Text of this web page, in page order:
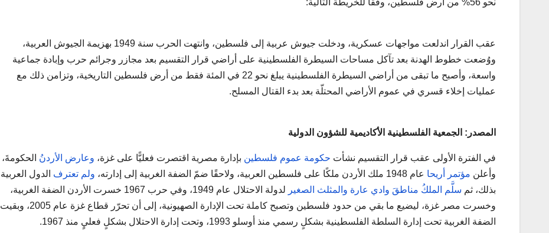
عقب القرار اندلعت مواجهات عسكرية، ودخلت جيوش عربية إلى فلسطين، وانتهت الحرب سنة 1949 بهزيمة الجيوش العربية،
ووُضعت خطوط الهدنة بعد تآكل مساحات السيطرة الفلسطينية على أراضي قرار التقسيم بعد مجازر وجرائم حرب وإبادة جماعية
واسعة، وأصبح ما تبقى من أراضي السيطرة الفلسطينية يبلغ نحو 22 في المئة فقط من أرض فلسطين التاريخية، وتزامن ذلك مع
عمليات إخلاء قسري في عموم الأراضي المحتلّة بعد بدء القتال المسلح.
المصدر: الجمعية الفلسطينية الأكاديمية للشؤون الدولية
في الفترة الأولى عقب قرار التقسيم نشأت حكومة عموم فلسطين بإدارة مصرية اقتصرت فعليًّا على غزة، وعارض الأردنُ الحكومةَ،
وأعلن مؤتمر أريحا عام 1948 ملك الأردن ملكًا على فلسطين العربية، ولاحقًا ضمّ الضفة الغربية إلى إدارته، ولم تعترف الدول العربية
بذلك، ثم سلَّم الملكُ مناطقَ وادي عارة والمثلث الصغير
لدولة الاحتلال عام 1949، وفي حرب 1967 خسرت الأردن الضفة الغربية،
وخسرت مصر غزة، ليضيع ما بقي من حدود فلسطين وتصبح كاملة تحت الإدارة الصهيونية، إلى أن تحرّر قطاع غزة عام 2005، وبقيت
الضفة الغربية تحت إدارة السلطة الفلسطينية بشكلٍ رسمي منذ أوسلو 1993، وتحت إدارة الاحتلال بشكلٍ فعليٍ منذ 1967.